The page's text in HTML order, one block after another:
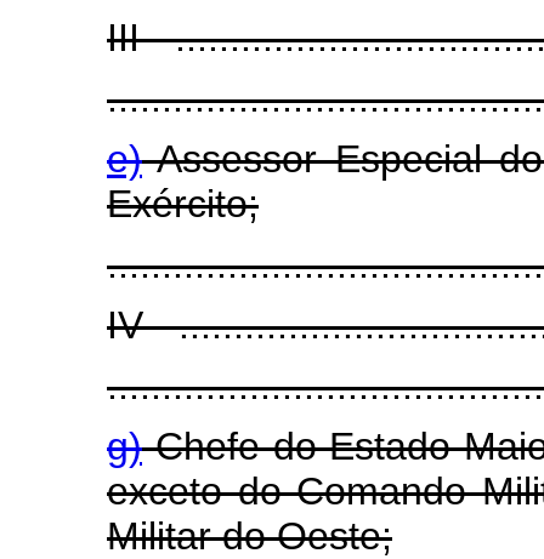
III -
e)Assessor Especial
Exército;
IV -
g)Chefe do Estado-
exceto do Comando
Militar do Oeste;